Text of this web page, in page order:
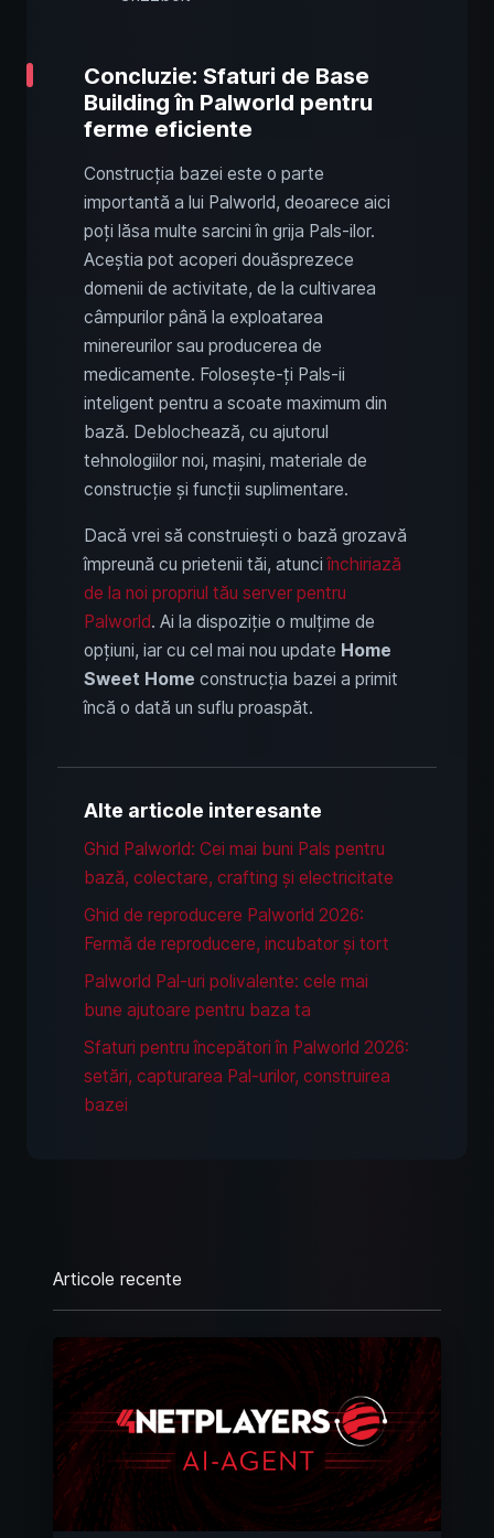
Concluzie: Sfaturi de Base
Building în Palworld pentru
ferme eficiente
Construcția bazei este o parte
importantă a lui Palworld, deoarece aici
poți lăsa multe sarcini în grija Pals-ilor.
Aceștia pot acoperi douăsprezece
domenii de activitate, de la cultivarea
câmpurilor până la exploatarea
minereurilor sau producerea de
medicamente. Folosește-ți Pals-ii
inteligent pentru a scoate maximum din
bază. Deblochează, cu ajutorul
tehnologiilor noi, mașini, materiale de
construcție și funcții suplimentare.
Dacă vrei să construiești o bază grozavă
împreună cu prietenii tăi, atunciînchiriază
de la noi propriul tău server pentru
Palworld. Ai la dispoziție o mulțime de
opțiuni, iar cu cel mai nou update Home
Sweet Home construcția bazei a primit
încă o dată un suflu proaspăt.
Alte articole interesante
Ghid Palworld: Cei mai buni Pals pentru
bază, colectare, crafting și electricitate
Ghid de reproducere Palworld 2026:
Fermă de reproducere, incubator și tort
Palworld Pal-uri polivalente: cele mai
bune ajutoare pentru baza ta
Sfaturi pentru începători în Palworld 2026:
setări, capturarea Pal-urilor, construirea
bazei
Articole recente